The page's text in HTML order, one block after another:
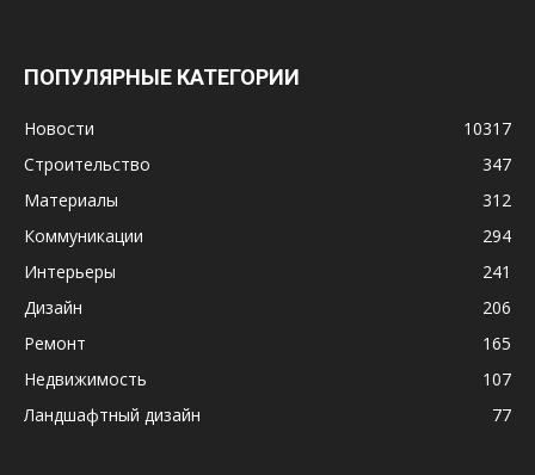
ПОПУЛЯРНЫЕ КАТЕГОРИИ
Новости
10317
Строительство
347
Материалы
312
Коммуникации
294
Интерьеры
241
Дизайн
206
Ремонт
165
Недвижимость
107
Ландшафтный дизайн
77